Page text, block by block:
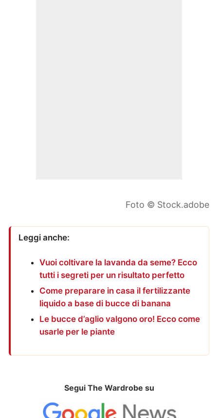
Foto © Stock.adobe
Leggi anche:
Vuoi coltivare la lavanda da seme? Ecco
tutti i segreti per un risultato perfetto
Come preparare in casa il fertilizzante
liquido a base di bucce di banana
Le bucce d’aglio valgono oro! Ecco come
usarle per le piante
Segui The Wardrobe su